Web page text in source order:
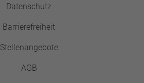
Datenschutz
Barrierefreiheit
Stellenangebote
AGB